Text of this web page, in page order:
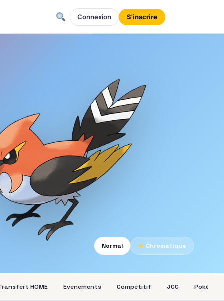
Connexion S'inscrire
Normal
★ Chromatique
HOME Événements Compétitif JCC Pokédex